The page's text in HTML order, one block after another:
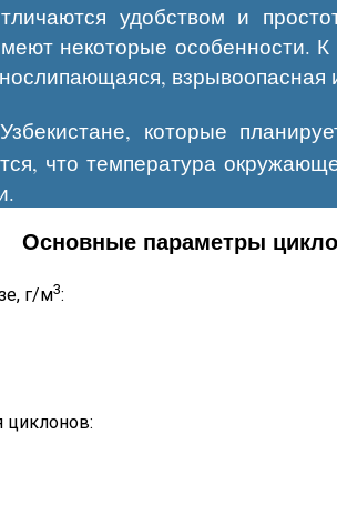
удобством и
некоторые особенности. К
которые
что температура
Основные параметры
г/м3:
циклонов: